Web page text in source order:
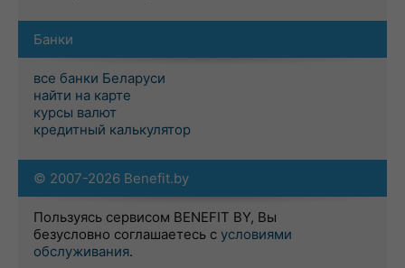
Банки
все банки Беларуси
найти на карте
курсы валют
кредитный калькулятор
© 2007-2026 Benefit.by
Пользуясь сервисом BENEFIT BY, Вы
безусловно соглашаетесь с условиями
обслуживания.